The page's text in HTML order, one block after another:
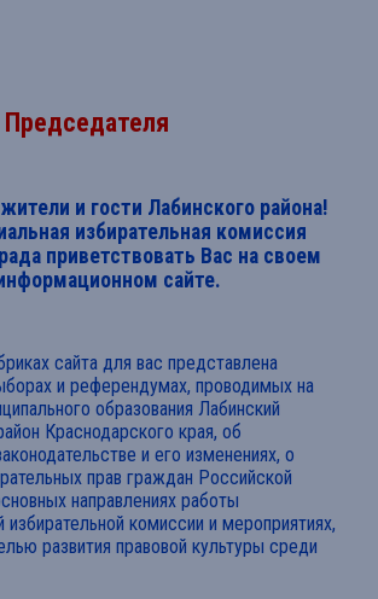
и гости Лабинского района!
избирательная комиссия
приветствовать Вас на своем
сайте.
сайта для вас представлена
и референдумах, проводимых на
образования Лабинский
Краснодарского края, об
и его изменениях, о
прав граждан Российской
направлениях работы
избирательной комиссии и мероприятиях,
развития правовой культуры среди